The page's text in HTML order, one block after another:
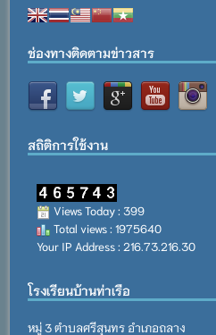
ช่องทางติดตามข่าวสาร
สถิติการใช้งาน
Views Today : 399
Total views : 1975640
Your IP Address : 216.73.216.30
โรงเรียนบ้านท่าเรือ
หมู่ 3 ตำบลศรีสุนทร อำเภอถลาง